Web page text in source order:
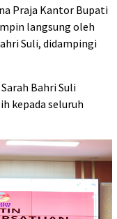
Praja Kantor Bupati
langsung oleh
Suli, didampingi
Bahri Suli
kepada seluruh